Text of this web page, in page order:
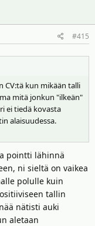
#415
CV:tä kun mikään talli
mitä jonkun "ilkeän"
ei tiedä kovasta
alaisuudessa.
pointti lähinnä
ni sieltä on vaikea
polulle kuin
tallin
nätisti auki
aletaan